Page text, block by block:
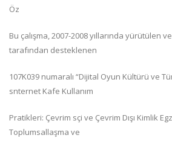
Öz
Bu çalışma, 2007-2008 yıllarında yürütülen
tarafından desteklenen
107K039 numaralı “Dijital Oyun Kültürü ve
snternet Kafe Kullanım
Pratikleri: Çevrim sçi ve Çevrim Dışı Kimlik
Toplumsallaşma ve